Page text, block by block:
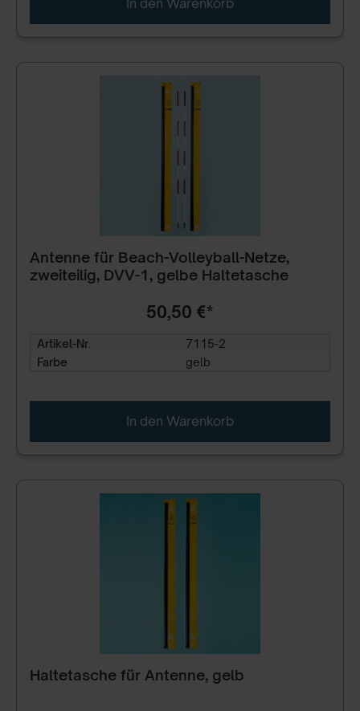
Antenne für Beach-Volleyball-Netze,
zweiteilig, DVV-1, gelbe Haltetasche
50,50 €*
Artikel-Nr.
7115-2
Farbe
gelb
In den Warenkorb
Haltetasche für Antenne, gelb